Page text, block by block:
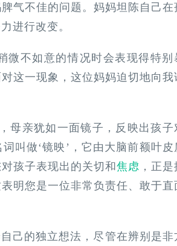
气不佳的问题。妈妈坦陈自己在
进行改变。
微不如意的情况时会表现得特别
这一现象，这位妈妈迫切地向我
母亲犹如一面镜子，反映出孩子
词叫做‘镜映’，它由大脑前额叶皮
孩子表现出的关切和焦虑 ，正是
明您是一位非常负责任、敢于直
己的独立想法，尽管在辨别是非